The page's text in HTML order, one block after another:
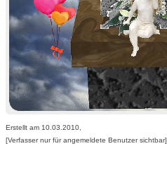
Erstellt am 10.03.2010,
[Verfasser nur für angemeldete Benutzer sichtbar]